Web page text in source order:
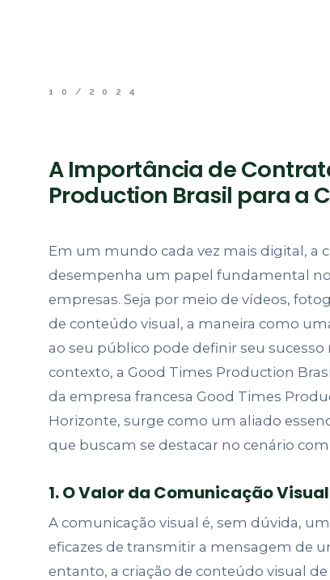
10/2024
A Importância de
Production Brasil para a
Em um mundo cada vez mais digital, a
desempenha um papel fundamental no
empresas. Seja por meio de vídeos,
de conteúdo visual, a maneira como
ao seu público pode definir seu sucesso
contexto, a Good Times Production
da empresa francesa Good Times
Horizonte, surge como um aliado
que buscam se destacar no cenário
1. O Valor da Comunicação
A comunicação visual é, sem dúvida,
eficazes de transmitir a mensagem de
entanto, a criação de conteúdo visual